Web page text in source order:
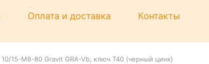
Оплата и доставка Контакты
15-М8-80 Gravit GRA-Vb, ключ Т40 (черный цинк)